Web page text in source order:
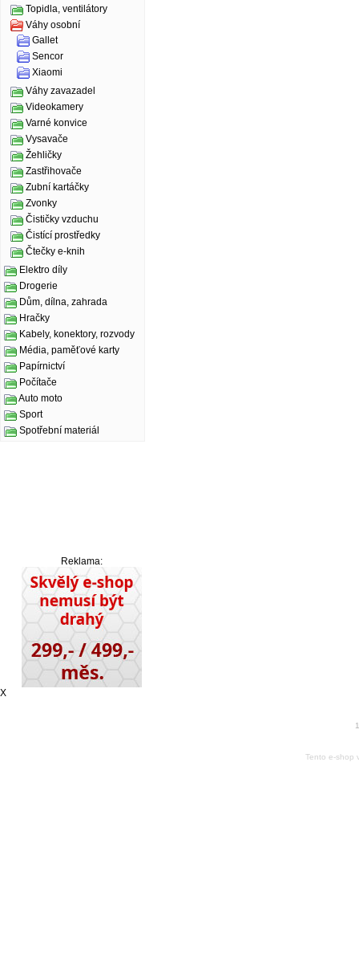
Topidla, ventilátory
Váhy osobní
Gallet
Sencor
Xiaomi
Váhy zavazadel
Videokamery
Varné konvice
Vysavače
Žehličky
Zastřihovače
Zubní kartáčky
Zvonky
Čističky vzduchu
Čistící prostředky
Čtečky e-knih
Elektro díly
Drogerie
Dům, dílna, zahrada
Hračky
Kabely, konektory, rozvody
Média, paměťové karty
Papírnictví
Počítače
Auto moto
Sport
Spotřební materiál
Reklama:
X
Tento e-shop